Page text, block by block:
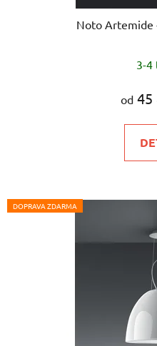
Noto Artemide
3-4
od 45
DOPRAVA ZDARMA